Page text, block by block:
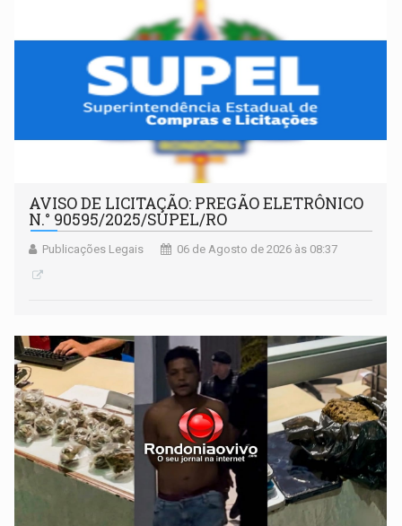
AVISO DE LICITAÇÃO: PREGÃO ELETRÔNICO
N.° 90595/2025/SUPEL/RO
Publicações Legais 06 de Agosto de 2026 às 08:37